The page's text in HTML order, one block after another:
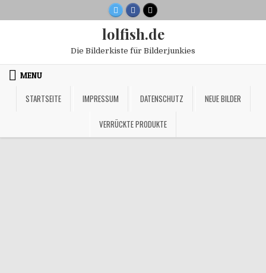
to
lolfish.de
Die Bilderkiste für Bilderjunkies
MENU
STARTSEITE IMPRESSUM DATENSCHUTZ NEUE BILDER
VERRÜCKTE PRODUKTE